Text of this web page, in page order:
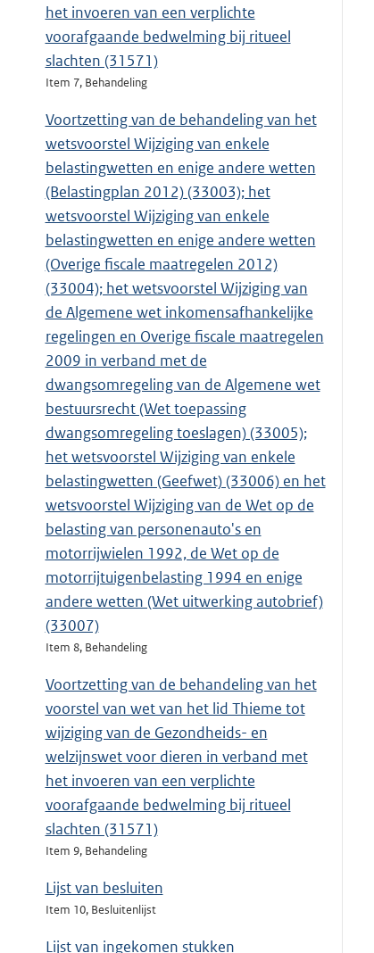
het invoeren van een verplichte
voorafgaande bedwelming bij ritueel
slachten (31571)
Item 7, Behandeling
Voortzetting van de behandeling van het
wetsvoorstel Wijziging van enkele
belastingwetten en enige andere wetten
(Belastingplan 2012) (33003); het
wetsvoorstel Wijziging van enkele
belastingwetten en enige andere wetten
(Overige fiscale maatregelen 2012)
(33004); het wetsvoorstel Wijziging van
de Algemene wet inkomensafhankelijke
regelingen en Overige fiscale maatregelen
2009 in verband met de
dwangsomregeling van de Algemene wet
bestuursrecht (Wet toepassing
dwangsomregeling toeslagen) (33005);
het wetsvoorstel Wijziging van enkele
belastingwetten (Geefwet) (33006) en het
wetsvoorstel Wijziging van de Wet op de
belasting van personenauto's en
motorrijwielen 1992, de Wet op de
motorrijtuigenbelasting 1994 en enige
andere wetten (Wet uitwerking autobrief)
(33007)
Item 8, Behandeling
Voortzetting van de behandeling van het
voorstel van wet van het lid Thieme tot
wijziging van de Gezondheids- en
welzijnswet voor dieren in verband met
het invoeren van een verplichte
voorafgaande bedwelming bij ritueel
slachten (31571)
Item 9, Behandeling
Lijst van besluiten
Item 10, Besluitenlijst
Lijst van ingekomen stukken